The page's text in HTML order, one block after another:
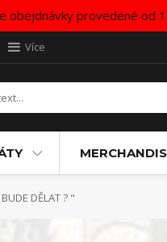
provedené od
Více
DĚLAT ? "